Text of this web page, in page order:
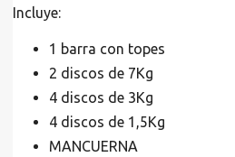
Incluye:
1 barra con topes
2 discos de 7Kg
4 discos de 3Kg
4 discos de 1,5Kg
MANCUERNA